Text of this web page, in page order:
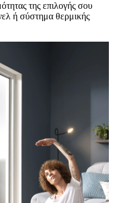
της επιλογής σου
ή σύστημα θερμικής